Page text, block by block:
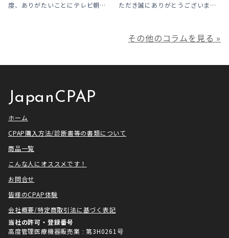
度、ありがたいことにテレビ朝日
ク様は長い歴史があり、私も大
ただき誠にありがとうございま
利用いただき本当にありがとうご
満足いただけるサービスを提供さ
その他のコラムを見る »
JapanCPAP
ホーム
CPAP購入方法/診断書等の書類について
商品一覧
こんな人にオススメです！
お問合せ
皆様のCPAP体験
会社概要/特定商取引法に基づく表記
当社の許可・登録番号
高度管理医療機器販売業 : 第3H0261号